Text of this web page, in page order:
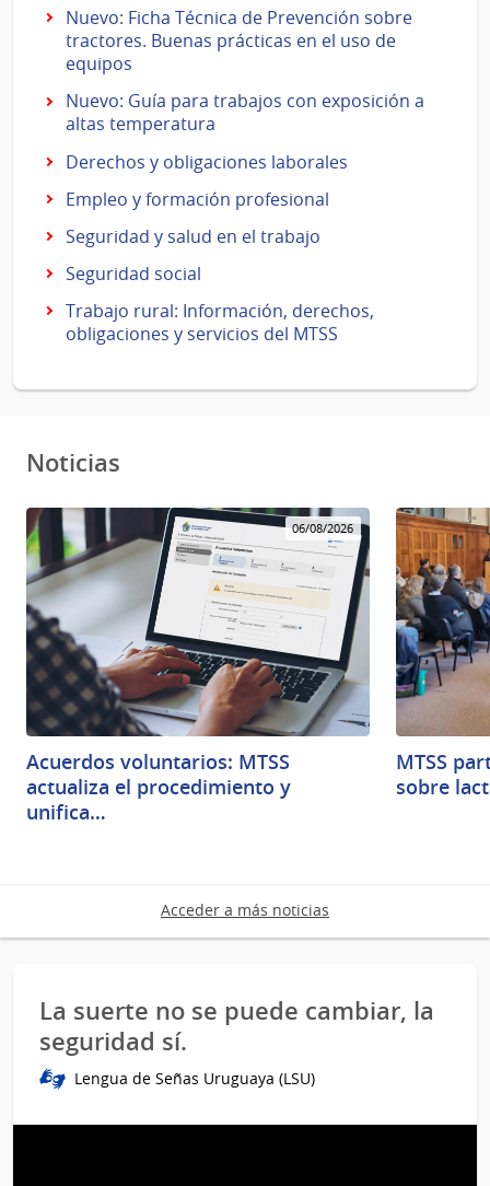
Nuevo: Ficha Técnica de Prevención sobre
tractores. Buenas prácticas en el uso de
equipos
Nuevo: Guía para trabajos con exposición a
altas temperatura
Derechos y obligaciones laborales
Empleo y formación profesional
Seguridad y salud en el trabajo
Seguridad social
Trabajo rural: Información, derechos,
obligaciones y servicios del MTSS
Noticias
06/08/2026
Acuerdos voluntarios: MTSS
actualiza el procedimiento y
unifica…
MTSS
sobre
Acceder a más noticias
La suerte no se puede cambiar, la
seguridad sí.
Lengua de Señas Uruguaya (LSU)